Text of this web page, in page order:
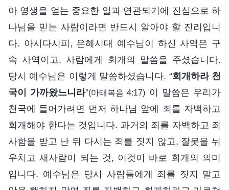
아 영생을 얻는 중요한 일과 연관되기에 진심으로 하
나님을 믿는 사람이라면 반드시 알아야 할 진리입니
다. 아시다시피, 은혜시대 예수님이 하신 사역은 구
속 사역이고, 사람에게 회개의 말씀을 주셨습니다.
당시 예수님은 이렇게 말씀하셨습니다. “회개하라 천
국이 가까왔느니라”(마태복음 4:17) 이 말씀은 우리가
천국에 들어가려면 먼저 하나님 앞에 죄를 자백하고
회개해야 한다는 것입니다. 과거의 죄를 자백하고 죄
사함을 받고 난 뒤 다시는 죄를 짓지 않고, 잘못을 뉘
우치고 새사람이 되는 것, 이것이 바로 회개의 의미
입니다. 예수님은 당시 사람들에게 죄를 짓지 말고